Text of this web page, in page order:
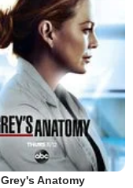
Grey's Anatomy